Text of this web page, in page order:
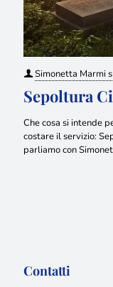
Simonetta Marmi
Sepoltura
Che cosa si intende
costare il servizio:
parliamo con
Contatti